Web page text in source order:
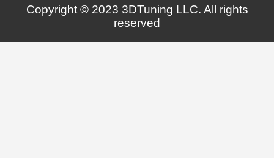
Copyright © 2023 3DTuning LLC. All rights
reserved